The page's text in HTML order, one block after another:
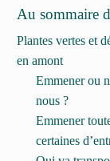
Au sommaire
Plantes vertes et
en amont
Emmener ou
nous ?
Emmener
certaines